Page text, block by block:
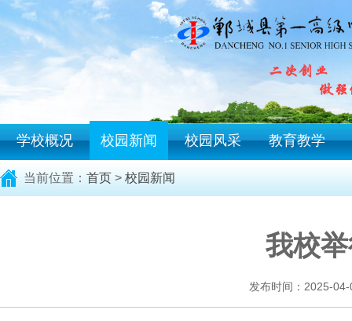
学校概况 校园新闻 校园风采 教育教学
当前位置： 首页 > 校园新闻
我校
发布时间：2025-